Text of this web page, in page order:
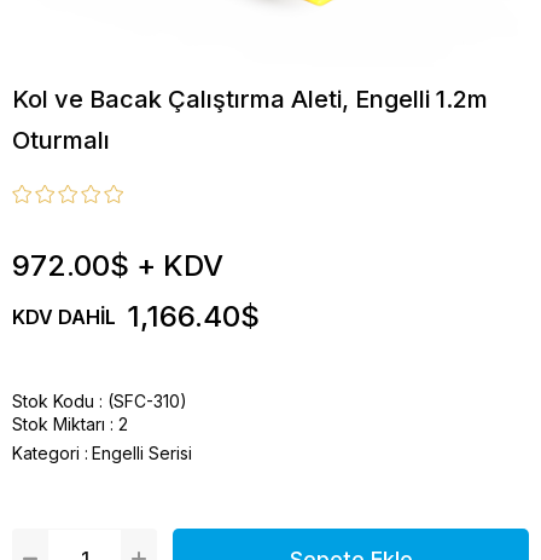
Kol ve Bacak Çalıştırma Aleti, Engelli 1.2m
Oturmalı
972.00$ + KDV
KDV DAHIL 1,166.40$
Stok Kodu
(SFC-310)
Stok Miktarı : 2
Kategori : Engelli Serisi